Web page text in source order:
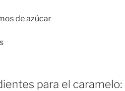
de azúcar
para el caramelo: